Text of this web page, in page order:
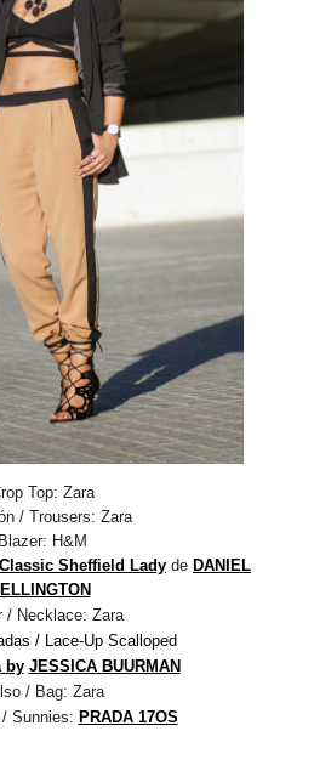
Top: Zara
/ Trousers: Zara
Blazer: H&M
Classic Sheffield Lady de DANIEL
/ Necklace: Zara
/ Lace-Up Scalloped
by JESSICA BUURMAN
/ Bag: Zara
Sunnies: PRADA 17OS